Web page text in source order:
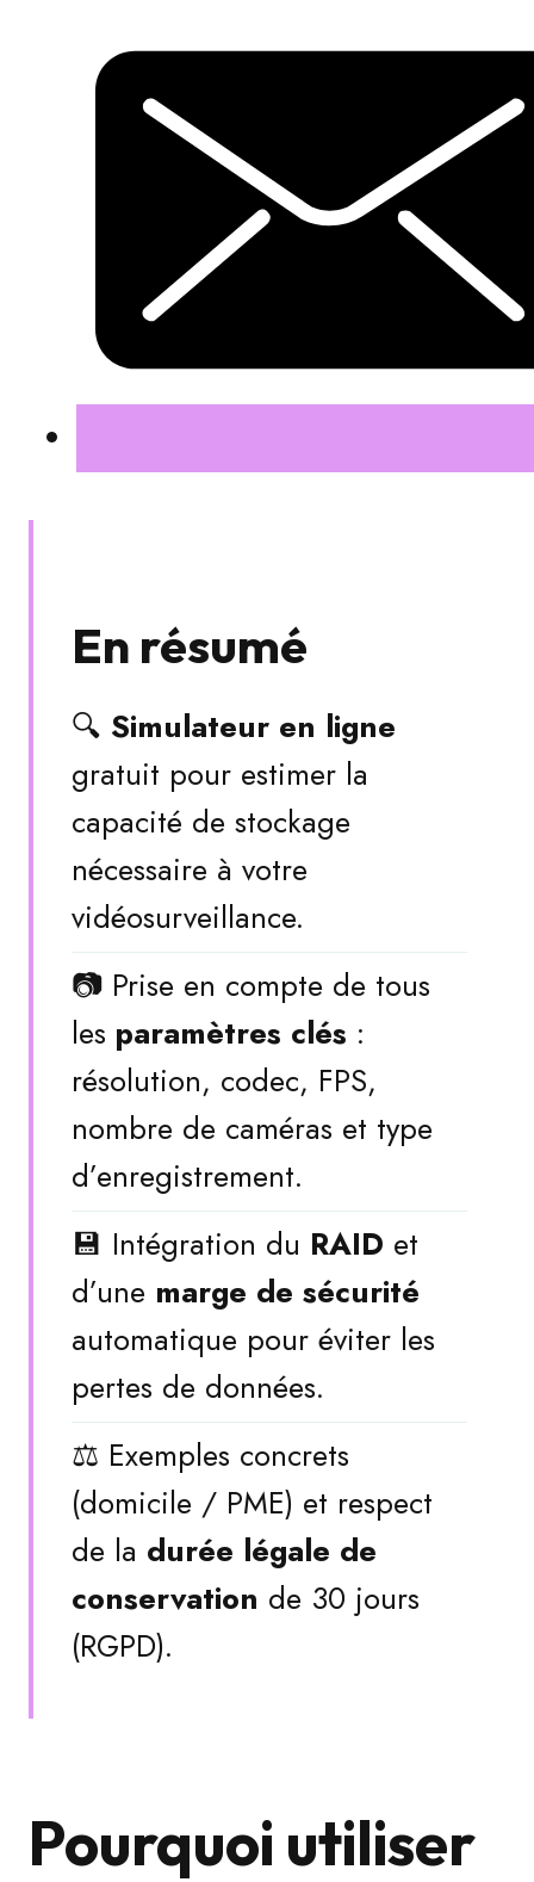
En résumé
🔍 Simulateur en ligne
gratuit pour estimer la
capacité de stockage
nécessaire à votre
vidéosurveillance.
📷 Prise en compte de tous
les paramètres clés :
résolution, codec, FPS,
nombre de caméras et type
d’enregistrement.
💾 Intégration du RAID et
d’une marge de sécurité
automatique pour éviter les
pertes de données.
⚖️ Exemples concrets
(domicile / PME) et respect
de la durée légale de
conservation de 30 jours
(RGPD).
Pourquoi utiliser